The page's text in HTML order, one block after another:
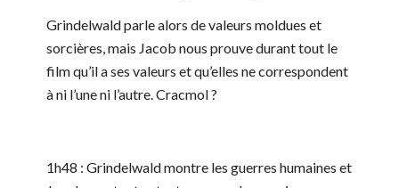
Grindelwald parle alors de valeurs moldues et
sorcières, mais Jacob nous prouve durant tout le
film qu’il a ses valeurs et qu’elles ne correspondent
à ni l’une ni l’autre. Cracmol ?
1h48 : Grindelwald montre les guerres humaines et